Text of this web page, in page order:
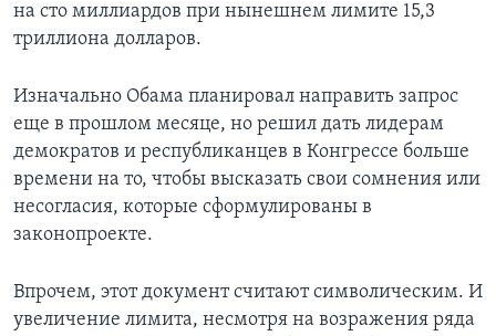
на сто миллиардов при нынешнем лимите 15,3
триллиона долларов.
Изначально Обама планировал направить запрос
еще в прошлом месяце, но решил дать лидерам
демократов и республиканцев в Конгрессе больше
времени на то, чтобы высказать свои сомнения или
несогласия, которые сформулированы в
законопроекте.
Впрочем, этот документ считают символическим. И
увеличение лимита, несмотря на возражения ряда